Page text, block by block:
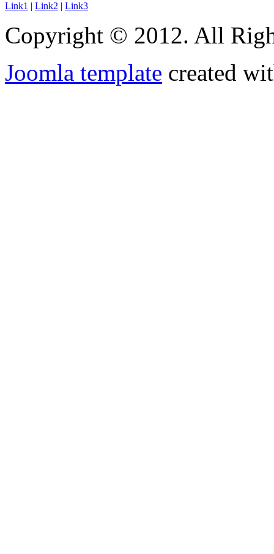
Link1 | Link2 | Link3
Copyright © 2012. All
Joomla template created